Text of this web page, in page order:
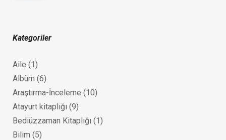
Kategoriler
Aile (1)
Albüm (6)
Araştırma-İnceleme (10)
Atayurt kitaplığı (9)
Bediüzzaman Kitaplığı (1)
Bilim (5)